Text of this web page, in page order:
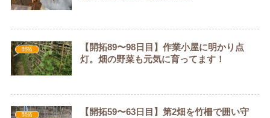
開拓
【開拓89〜98日目】作業小屋に明かり点
灯。畑の野菜も元気に育ってます！
開拓
【開拓59〜63日目】第2畑を竹柵で囲い守